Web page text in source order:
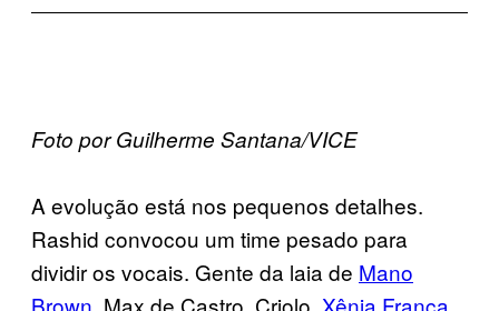
Foto por Guilherme Santana/VICE
A evolução está nos pequenos detalhes.
Rashid convocou um time pesado para
dividir os vocais. Gente da laia de Mano
Brown, Max de Castro, Criolo, Xênia França,